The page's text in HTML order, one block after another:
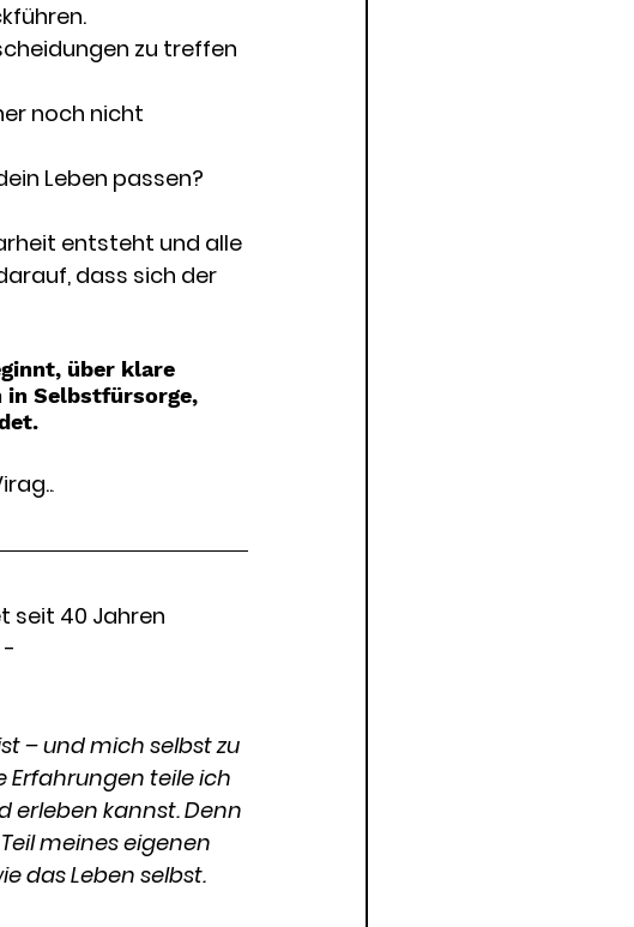
zu treffen
noch nicht
Leben passen?
entsteht und alle
dass sich der
über klare
in Selbstfürsorge,
.
seit 40 Jahren
-
– und mich selbst zu
Erfahrungen teile ich
erleben kannst. Denn
meines eigenen
das Leben selbst.